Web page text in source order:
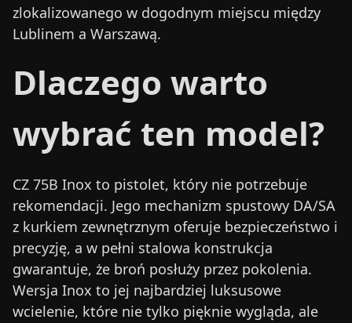
zlokalizowanego w dogodnym miejscu między
Lublinem a Warszawą.
Dlaczego warto
wybrać ten model?
CZ 75B Inox to pistolet, który nie potrzebuje
rekomendacji. Jego mechanizm spustowy DA/SA
z kurkiem zewnętrznym oferuje bezpieczeństwo i
precyzję, a w pełni stalowa konstrukcja
gwarantuje, że broń posłuży przez pokolenia.
Wersja Inox to jej najbardziej luksusowe
wcielenie, które nie tylko pięknie wygląda, ale